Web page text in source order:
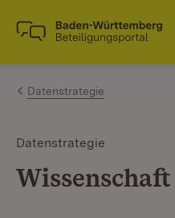
Zum Inhalt springen
Link zur Startseite
Datenstrategie
Datenstrategie
Wissenschaft